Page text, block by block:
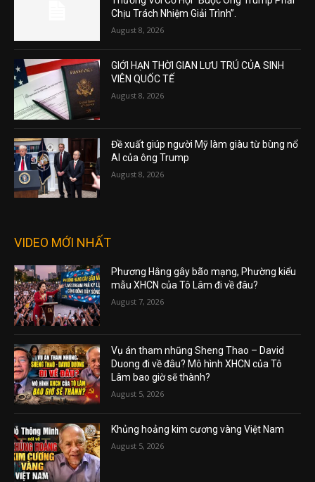
Chịu Trách Nhiệm Giải Trình”.
August 8, 2026
GIỚI HẠN THỜI GIAN LƯU TRÚ CỦA SINH
VIÊN QUỐC TẾ
August 8, 2026
Đề xuất giúp người Mỹ làm giàu từ bùng nổ
AI của ông Trump
August 8, 2026
VIDEO MỚI NHẤT
Phương Hằng gây bão mạng, Phường kiểu
mẫu XHCN của Tô Lâm đi về đâu?
August 7, 2026
Vụ án tham nhũng Sheng Thao – David
Duong đi về đâu? Mô hình XHCN của Tô
Lâm bao giờ sẽ thành?
August 5, 2026
Khủng hoảng kim cương vàng Việt Nam
August 5, 2026